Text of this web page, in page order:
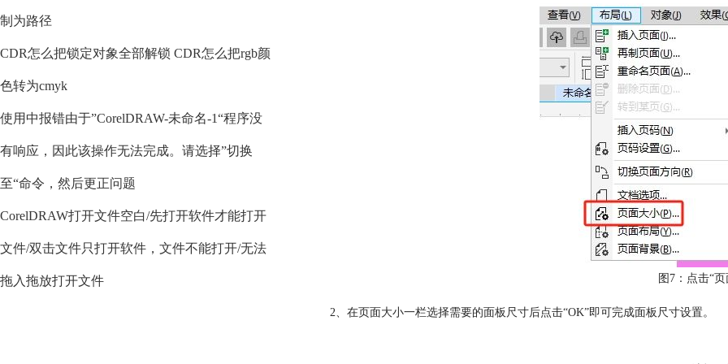
制为路径
CDR怎么把锁定对象全部解锁 CDR怎么把rgb颜
色转为cmyk
使用中报错由于”CorelDRAW-未命名-1“程序没
有响应，因此该操作无法完成。请选择”切换
至“命令，然后更正问题
CorelDRAW打开文件空白/先打开软件才能打开
文件/双击文件只打开软件，文件不能打开/无法
拖入拖放打开文件 图7：点击“
2、在页面大小一栏选择需要的面板尺寸后点击“OK”即可完成面板尺寸设置。